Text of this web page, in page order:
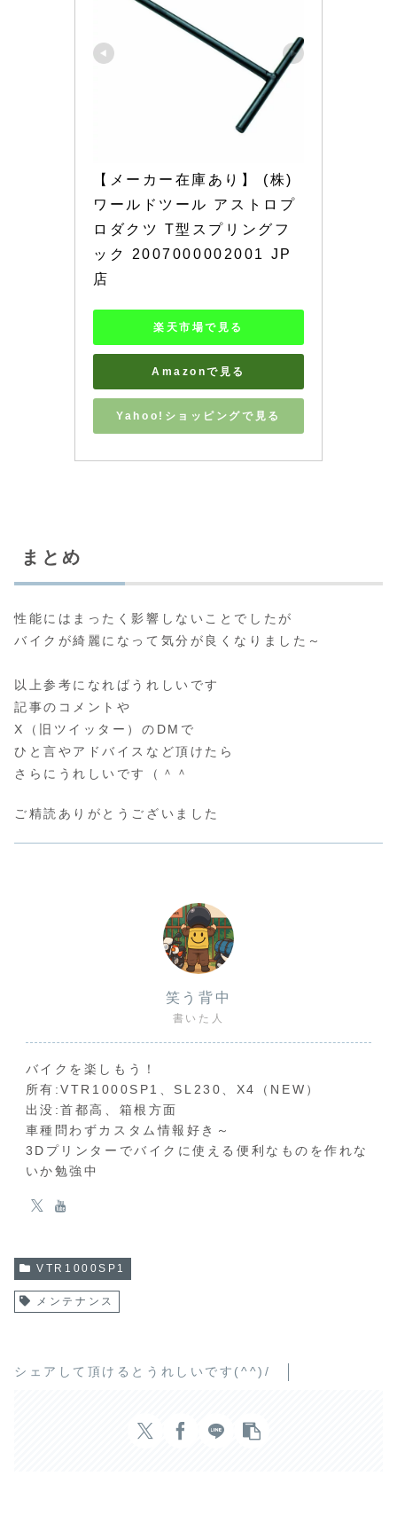
【メーカー在庫あり】 (株)
ワールドツール アストロプ
ロダクツ T型スプリングフ
ック 2007000002001 JP
店
楽天市場で見る
Amazonで見る
Yahoo!ショッピングで見る
まとめ
性能にはまったく影響しないことでしたが
バイクが綺麗になって気分が良くなりました～
以上参考になればうれしいです
記事のコメントや
X（旧ツイッター）のDMで
ひと言やアドバイスなど頂けたら
さらにうれしいです（＾＾
ご精読ありがとうございました
笑う背中
書いた人
バイクを楽しもう！
所有:VTR1000SP1、SL230、X4（NEW）
出没:首都高、箱根方面
車種問わずカスタム情報好き～
3Dプリンターでバイクに使える便利なものを作れな
いか勉強中
VTR1000SP1
メンテナンス
シェアして頂けるとうれしいです(^^)/